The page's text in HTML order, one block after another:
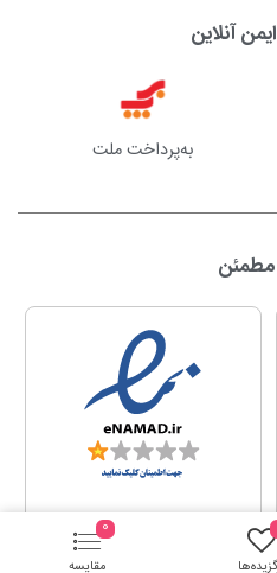
آنلاین
به‌پرداخت ملت
مطمئن
مقایسه
0